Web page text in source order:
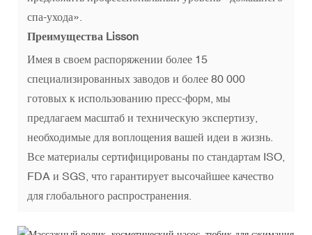
спа-ухода».
Преимущества Lisson
Имея в своем распоряжении более 15
специализированных заводов и более 80 000
готовых к использованию пресс-форм, мы
предлагаем масштаб и техническую экспертизу,
необходимые для воплощения вашей идеи в жизнь.
Все материалы сертифицированы по стандартам ISO,
FDA и SGS, что гарантирует высочайшее качество
для глобального распространения.